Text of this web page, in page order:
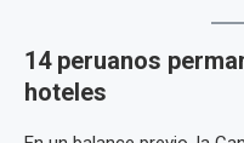
14 peruanos
hoteles